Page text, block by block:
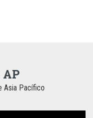
AP
Asia Pacífico